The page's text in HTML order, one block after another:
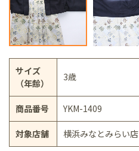
サイズ
（年齢）
3歳
商品番号 YKM-1409
対象店舗 横浜みなとみらい店